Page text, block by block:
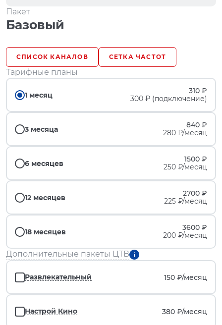
Пакет
Базовый
СПИСОК КАНАЛОВ СЕТКА ЧАСТОТ
Тарифные планы
1 месяц
310 ₽
300 ₽ (подключение)
3 месяца
840 ₽
280 ₽/месяц
6 месяцев
1500 ₽
250 ₽/месяц
12 месяцев
2700 ₽
225 ₽/месяц
18 месяцев
3600 ₽
200 ₽/месяц
Дополнительные пакеты ЦТВ
Развлекательный 150 ₽/месяц
Настрой Кино 380 ₽/месяц